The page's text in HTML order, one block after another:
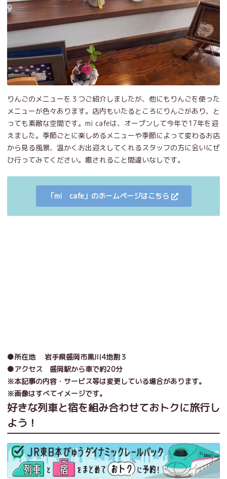
りんごのメニューを３つご紹介しましたが、他にもりんごを使った
メニューが色々あります。店内もいたるところにりんごがあり、と
っても素敵な空間です。mi cafeは、オープンして今年で17年を迎
えました。季節ごとに楽しめるメニューや季節によって変わるお店
から見る風景、温かくお出迎えしてくれるスタッフの方に会いにぜ
ひ行ってみてください。癒されること間違いなしです。
「mi cafe」のホームページはこちら
●所在地 岩手県盛岡市黒川4地割３
●アクセス 盛岡駅から車で約20分
※本記事の内容・サービス等は変更している場合があります。
※画像はすべてイメージです。
好きな列車と宿を組み合わせておトクに旅行し
よう！